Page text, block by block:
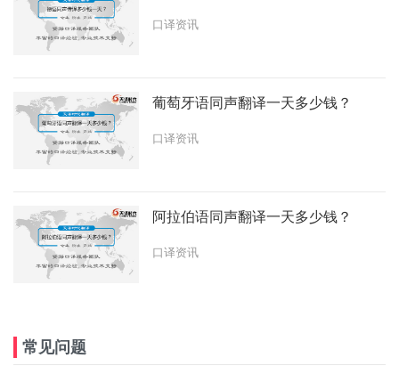
口译资讯
葡萄牙语同声翻译一天多少钱？
口译资讯
阿拉伯语同声翻译一天多少钱？
口译资讯
常见问题